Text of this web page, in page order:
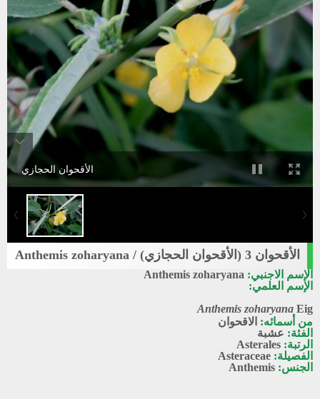
الأقحوان الحجازي
الأقحوان 3 (الأقحوان الحجازي) / Anthemis zoharyana
الإسم الاجنبي: Anthemis zoharyana
الإسم العلمي:
Anthemis zoharyana Eig
من أسمائه: الاقحوان
الفئة: عشبة
الرتبة: Asterales
الفصيلة: Asteraceae
الجنس: Anthemis